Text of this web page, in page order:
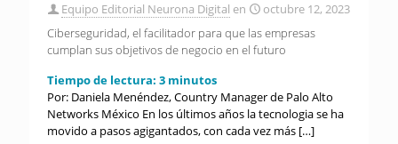
Equipo Editorial Neurona Digital en
octubre 12, 2023
Ciberseguridad, el facilitador para que las empresas
cumplan sus objetivos de negocio en el futuro
Tiempo de lectura: 3 minutos
Por: Daniela Menéndez, Country Manager de Palo Alto
Networks México En los últimos años la tecnologia se ha
movido a pasos agigantados, con cada vez más […]